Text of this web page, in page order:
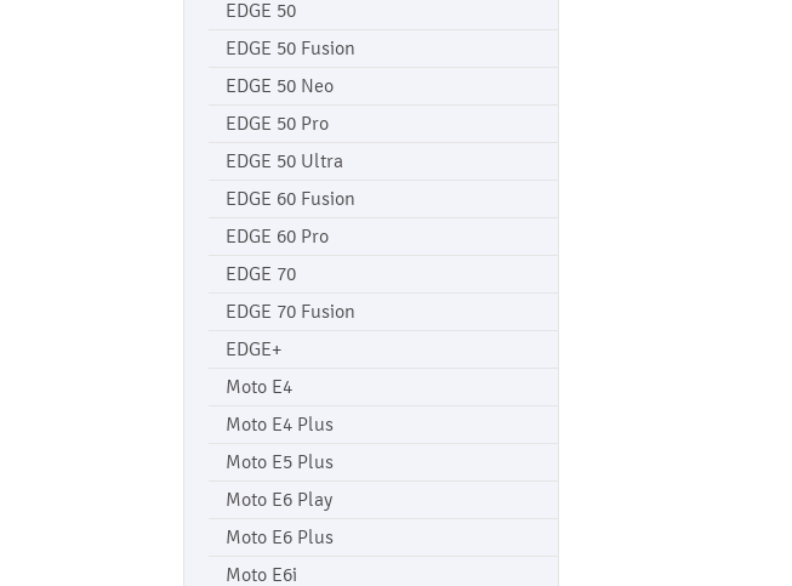
EDGE 50
EDGE 50 Fusion
EDGE 50 Neo
EDGE 50 Pro
EDGE 50 Ultra
EDGE 60 Fusion
EDGE 60 Pro
EDGE 70
EDGE 70 Fusion
EDGE+
Moto E4
Moto E4 Plus
Moto E5 Plus
Moto E6 Play
Moto E6 Plus
Moto E6i